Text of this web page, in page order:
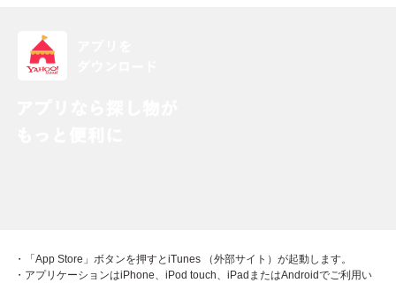
・「App Store」ボタンを押すとiTunes （外部サイト）が起動します。
・アプリケーションはiPhone、iPod touch、iPadまたはAndroidでご利用い